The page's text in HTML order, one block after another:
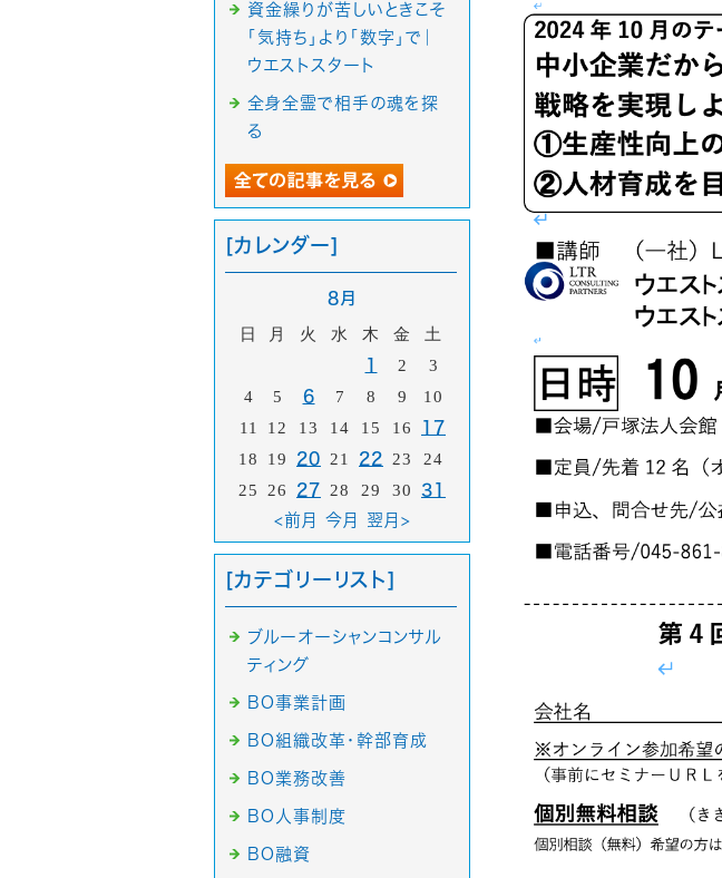
資金繰りが苦しいときこそ
「気持ち」より「数字」で｜
ウエストスタート
全身全霊で相手の魂を探
る
[カレンダー]
8月
日 月 火 水 木 金 土
1 2
3
4
5 6 7 8 9
10
11
12 13 14 15 16 17
18 19 20 21 22 23
24
25
26 27 28 29 30
31
<前月
今月 翌月>
[カテゴリーリスト]
ブルーオーシャンコンサル
ティング
BO事業計画
BO組織改革・幹部育成
BO業務改善
BO人事制度
BO融資